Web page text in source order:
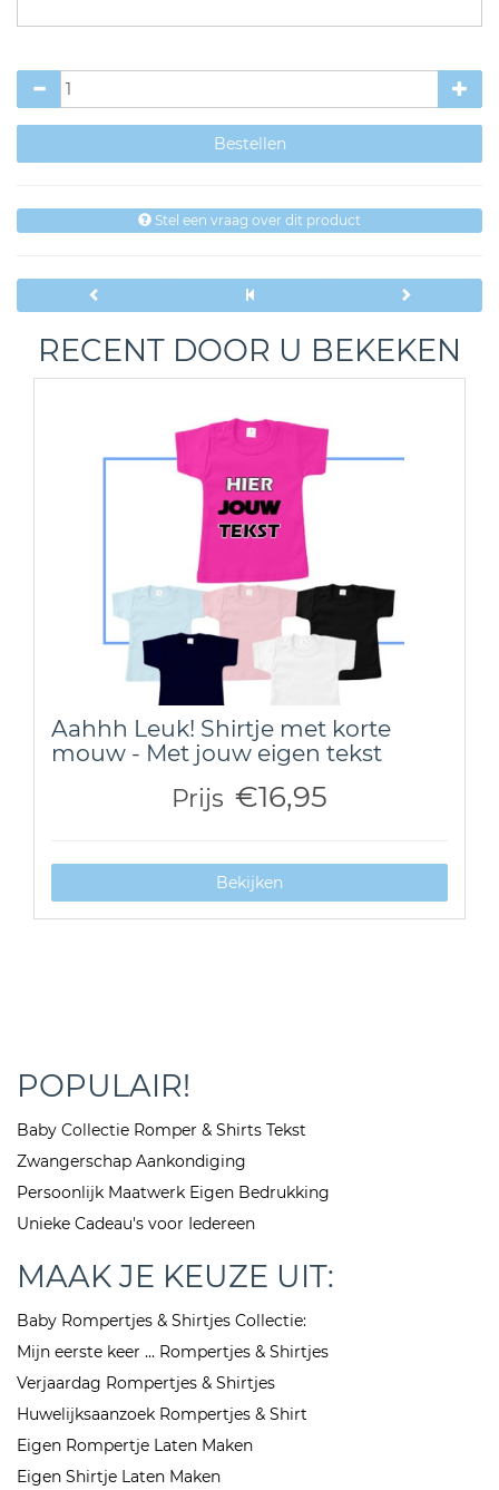
Stel een vraag over dit product
RECENT DOOR U BEKEKEN
Aahhh Leuk! Shirtje met korte
mouw - Met jouw eigen tekst
Prijs €16,95
Bekijken
POPULAIR!
Baby Collectie Romper & Shirts Tekst
Zwangerschap Aankondiging
Persoonlijk Maatwerk Eigen Bedrukking
Unieke Cadeau's voor Iedereen
MAAK JE KEUZE UIT:
Baby Rompertjes & Shirtjes Collectie:
Mijn eerste keer ... Rompertjes & Shirtjes
Verjaardag Rompertjes & Shirtjes
Huwelijksaanzoek Rompertjes & Shirt
Eigen Rompertje Laten Maken
Eigen Shirtje Laten Maken